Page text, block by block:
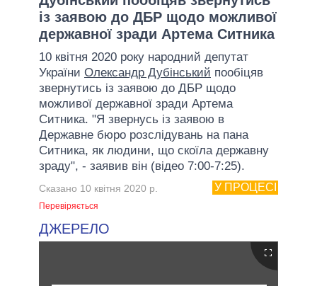
із заявою до ДБР щодо можливої
державної зради Артема Ситника
10 квітня 2020 року народний депутат
України Олександр Дубінський пообіцяв
звернутись із заявою до ДБР щодо
можливої державної зради Артема
Ситника. "Я звернусь із заявою в
Державне бюро розслідувань на пана
Ситника, як людини, що скоїла державну
зраду", - заявив він (відео 7:00-7:25).
У ПРОЦЕСІ
Сказано 10 квітня 2020 р.
Перевіряється
ДЖЕРЕЛО